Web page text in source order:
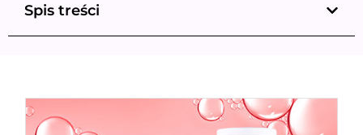
Spis treści